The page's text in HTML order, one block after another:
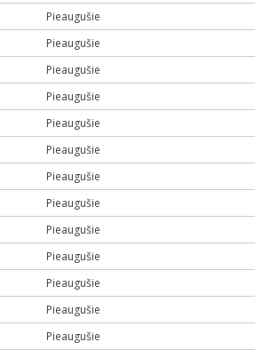
Pieaugušie
Pieaugušie
Pieaugušie
Pieaugušie
Pieaugušie
Pieaugušie
Pieaugušie
Pieaugušie
Pieaugušie
Pieaugušie
Pieaugušie
Pieaugušie
Pieaugušie